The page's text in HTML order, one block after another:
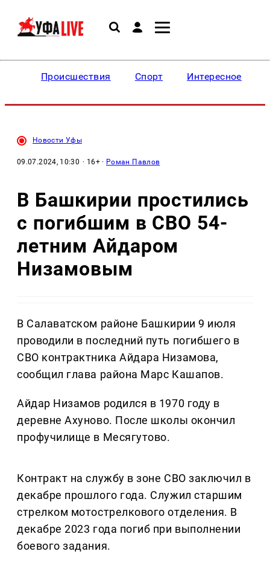
Происшествия Спорт Интересное
Новости Уфы
09.07.2024, 10:30 · 16+ · Роман Павлов
В Башкирии простились
с погибшим в СВО 54-
летним Айдаром
Низамовым
В Салаватском районе Башкирии 9 июля
проводили в последний путь погибшего в
СВО контрактника Айдара Низамова,
сообщил глава района Марс Кашапов.
Айдар Низамов родился в 1970 году в
деревне Ахуново. После школы окончил
профучилище в Месягутово.
Контракт на службу в зоне СВО заключил в
декабре прошлого года. Служил старшим
стрелком мотострелкового отделения. В
декабре 2023 года погиб при выполнении
боевого задания.